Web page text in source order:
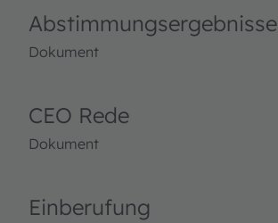
Abstimmungsergebnisse
Dokument
CEO Rede
Dokument
Einberufung